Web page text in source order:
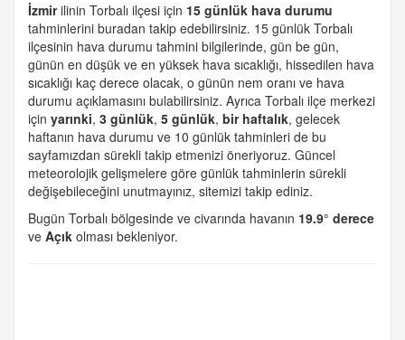
İzmirilinin Torbalı ilçesi için 15 günlük hava durumu
tahminlerini buradan takip edebilirsiniz. 15 günlük Torbalı
ilçesinin hava durumu tahmini bilgilerinde, gün be gün,
günün en düşük ve en yüksek hava sıcaklığı, hissedilen hava
sıcaklığı kaç derece olacak, o günün nem oranı ve hava
durumu açıklamasını bulabilirsiniz. Ayrıca Torbalı ilçe merkezi
için yarınki, 3 günlük, 5 günlük, bir haftalık, gelecek
haftanın hava durumu ve 10 günlük tahminleri de bu
sayfamızdan sürekli takip etmenizi öneriyoruz. Güncel
meteorolojik gelişmelere göre günlük tahminlerin sürekli
değişebileceğini unutmayınız, sitemizi takip ediniz.
Bugün Torbalı bölgesinde ve civarında havanın 19.9° derece
ve Açık olması bekleniyor.